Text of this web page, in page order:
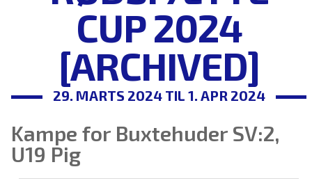
CUP 2024
[ARCHIVED]
29. MARTS 2024 TIL 1. APR 2024
Kampe for Buxtehuder SV:2,
U19 Pig